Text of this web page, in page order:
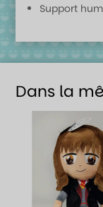
Support
Dans la